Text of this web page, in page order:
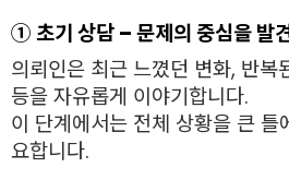
① 초기 상담 – 문제의 중심을 발
의뢰인은 최근 느꼈던 변화, 반복
등을 자유롭게 이야기합니다.
이 단계에서는 전체 상황을 큰 틀
요합니다.